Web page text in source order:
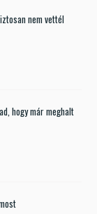
nem vettél
hogy már meghalt